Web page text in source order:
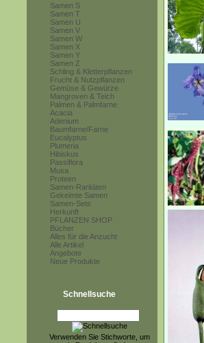
Samen S
Samen T
Samen U
Samen V
Samen W
Samen X
Samen Y
Samen Z
Schling & Kletterpflanzen
Frucht & Nutzpflanzen
Gemüse & Gewürze
Mangroven & Teich
Palmen & Palmfarne
Acacia
Adenium
Baumfarne/Farne
Eucalyptus
Plumeria
Hibiskus
Passiflora
Musa
Proteen
Samen-Raritäten
Gekeimte Samen
Samen-Sets
Herkunft
PFLANZEN SHOP
Bücher
Alles für die Anzucht
Alle Artikel
Angebote
Neue Produkte
Schnellsuche
Verwenden Sie Stichworte, um